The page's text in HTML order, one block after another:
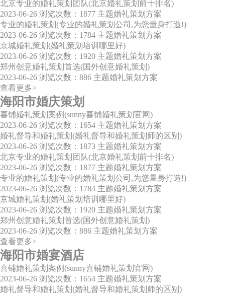
北京专业的婚礼策划团队(北京婚礼策划前十排名)
2023-06-26 浏览次数：1877 主题婚礼策划方案
专业的婚礼策划(专业的婚礼策划公司,为您量身打造!)
2023-06-26 浏览次数：1784 主题婚礼策划方案
京城婚礼策划(婚礼策划培训哪里好)
2023-06-26 浏览次数：1920 主题婚礼策划方案
郑州创意婚礼策划首选(国外创意婚礼策划)
2023-06-26 浏览次数：886 主题婚礼策划方案
查看更多>
海阳市婚庆策划
喜铺婚礼策划案例(sunny喜铺婚礼策划官网)
2023-06-26 浏览次数：1654 主题婚礼策划方案
婚礼督导和婚礼策划(婚礼督导和婚礼策划师的区别)
2023-06-26 浏览次数：1873 主题婚礼策划方案
北京专业的婚礼策划团队(北京婚礼策划前十排名)
2023-06-26 浏览次数：1877 主题婚礼策划方案
专业的婚礼策划(专业的婚礼策划公司,为您量身打造!)
2023-06-26 浏览次数：1784 主题婚礼策划方案
京城婚礼策划(婚礼策划培训哪里好)
2023-06-26 浏览次数：1920 主题婚礼策划方案
郑州创意婚礼策划首选(国外创意婚礼策划)
2023-06-26 浏览次数：886 主题婚礼策划方案
查看更多>
海阳市婚宴酒店
喜铺婚礼策划案例(sunny喜铺婚礼策划官网)
2023-06-26 浏览次数：1654 主题婚礼策划方案
婚礼督导和婚礼策划(婚礼督导和婚礼策划师的区别)